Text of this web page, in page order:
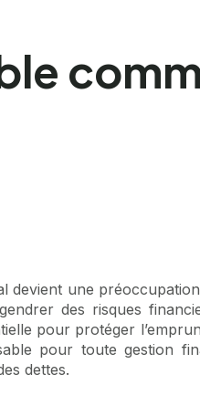
une
des risques
pour protéger
pour toute gestion
dettes.